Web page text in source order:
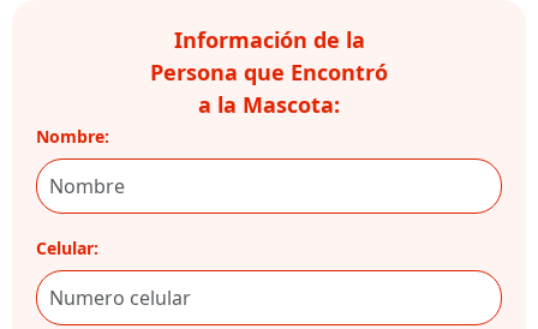
Información de la
Persona que Encontró
a la Mascota:
Nombre:
Celular: